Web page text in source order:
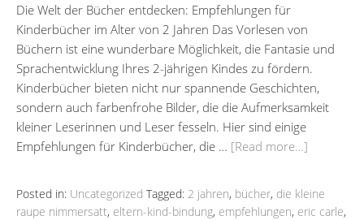
Die Welt der Bücher entdecken: Empfehlungen für
Kinderbücher im Alter von 2 Jahren Das Vorlesen von
Büchern ist eine wunderbare Möglichkeit, die Fantasie und
Sprachentwicklung Ihres 2-jährigen Kindes zu fördern.
Kinderbücher bieten nicht nur spannende Geschichten,
sondern auch farbenfrohe Bilder, die die Aufmerksamkeit
kleiner Leserinnen und Leser fesseln. Hier sind einige
Empfehlungen für Kinderbücher, die … [Read more…]
Posted in: Uncategorized Tagged: 2 jahren, bücher, die kleine
raupe nimmersatt, eltern-kind-bindung, empfehlungen, eric carle,